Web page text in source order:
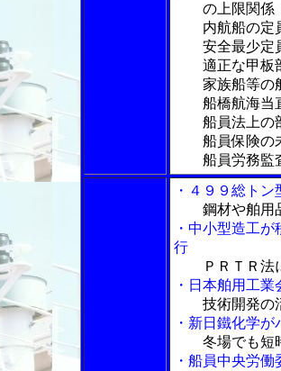
の上限関係
内航船の定員
安全最少定
適正な甲板
家族船等の
船橋航海当直
船員法上の部
船員保険の
船員労務監
・４９９総ト
鋼材や舶用
・中小型造工
行
ＰＲＴＲ法
・日本舶用工
技術開発の
・新日鐵化学
冬場でも短
・船員中央労